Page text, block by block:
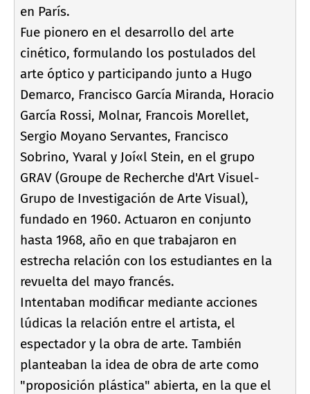
en Parí­s.
Fue pionero en el desarrollo del arte
cinético, formulando los postulados del
arte óptico y participando junto a Hugo
Demarco, Francisco Garcí­a Miranda, Horacio
Garcí­a Rossi, Molnar, Francois Morellet,
Sergio Moyano Servantes, Francisco
Sobrino, Yvaral y Joí«l Stein, en el grupo
GRAV (Groupe de Recherche d'Art Visuel-
Grupo de Investigación de Arte Visual),
fundado en 1960. Actuaron en conjunto
hasta 1968, año en que trabajaron en
estrecha relación con los estudiantes en la
revuelta del mayo francés.
Intentaban modificar mediante acciones
lúdicas la relación entre el artista, el
espectador y la obra de arte. También
planteaban la idea de obra de arte como
"proposición plástica" abierta, en la que el